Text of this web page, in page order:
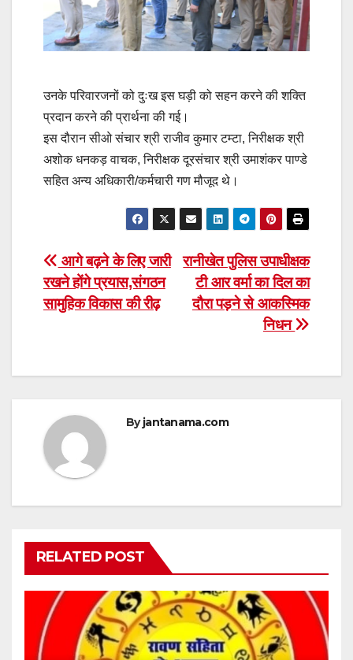
उनके परिवारजनों को दुःख इस घड़ी को सहन करने की शक्ति
प्रदान करने की प्रार्थना की गई।
इस दौरान सीओ संचार श्री राजीव कुमार टम्टा, निरीक्षक श्री
अशोक धनकड़ वाचक, निरीक्षक दूरसंचार श्री उमाशंकर पाण्डे
सहित अन्य अधिकारी/कर्मचारी गण मौजूद थे।
Post
navigation
रानीखेत पुलिस उपाधीक्षक
टी आर वर्मा का दिल का
दौरा पड़ने से आकस्मिक
निधन
आगे बढ़ने के लिए जारी
रखने होंगे प्रयास,संगठन
सामुहिक विकास की रीढ़
Byjantanama.com
RELATED POST